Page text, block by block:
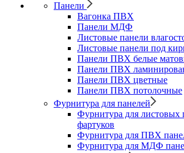
Панели
Вагонка ПВХ
Панели МДФ
Листовые панели
Листовые панели под
Панели ПВХ белые
Панели ПВХ
Панели ПВХ цветные
Панели ПВХ потолочные
Фурнитура для панелей
Фурнитура для листовых
фартуков
Фурнитура для ПВХ
Фурнитура для МДФ